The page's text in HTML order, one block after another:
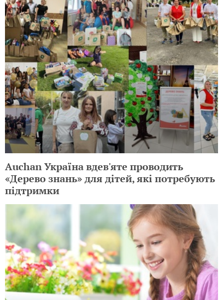
Auchan Україна вдев'яте проводить
«Дерево знань» для дітей, які потребують
підтримки